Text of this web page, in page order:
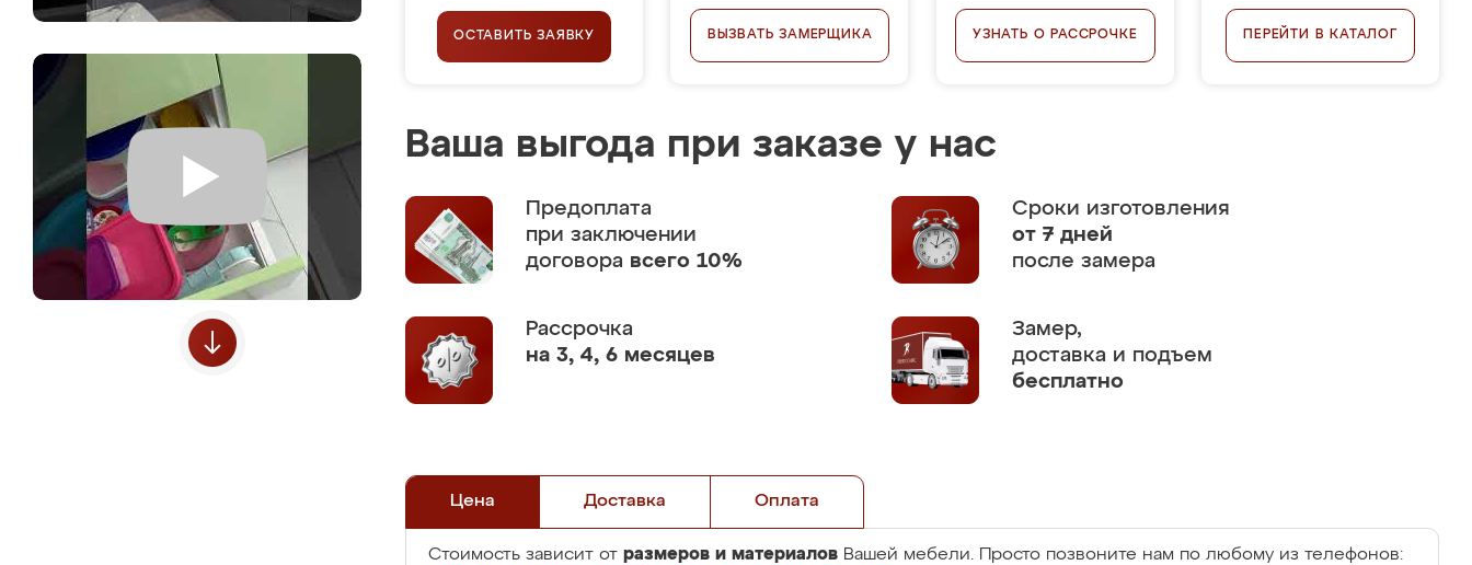
ОСТАВИТЬ ЗАЯВКУ ВЫЗВАТЬ ЗАМЕРЩИКА УЗНАТЬ О РАССРОЧКЕ ПЕРЕЙТИ В КАТАЛОГ
Ваша выгода при заказе у нас
Предоплата
при заключении
договора всего 10%
Сроки изготовления
от 7 дней
после замера
Рассрочка
на 3, 4, 6 месяцев
Замер,
доставка и подъем
бесплатно
Цена Доставка Оплата
Стоимость зависит от размеров и материалов Вашей мебели. Просто позвоните нам по любому из телефонов: